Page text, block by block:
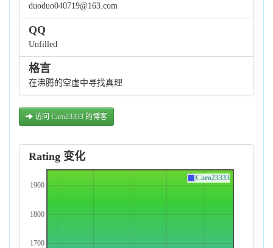
duoduo040719@163.com
QQ
Unfilled
格言
在沸腾的空虚中寻找真理
访问 Caro23333 的博客
Rating 变化
1700
1800
1900
Caro23333